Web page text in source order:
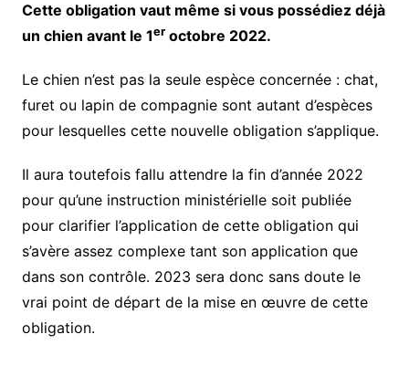
Cette obligation vaut même si vous possédiez déjà
un chien avant le 1eroctobre 2022.
Le chien n’est pas la seule espèce concernée : chat,
furet ou lapin de compagnie sont autant d’espèces
pour lesquelles cette nouvelle obligation s’applique.
Il aura toutefois fallu attendre la fin d’année 2022
pour qu’une instruction ministérielle soit publiée
pour clarifier l’application de cette obligation qui
s’avère assez complexe tant son application que
dans son contrôle. 2023 sera donc sans doute le
vrai point de départ de la mise en œuvre de cette
obligation.